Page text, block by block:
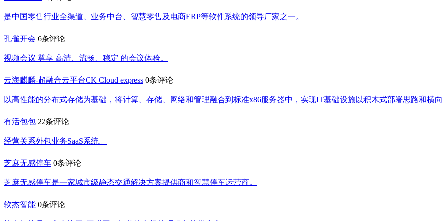
是中国零售行业全渠道、业务中台、智慧零售及电商ERP等软件系统的领导厂家之一。
孔雀开会 6条评论
视频会议 尊享 高清、流畅、稳定 的会议体验。
云海麒麟-超融合云平台CK Cloud express 0条评论
以高性能的分布式存储为基础，将计算、存储、网络和管理融合到标准x86服务器中，实现IT基础设施以积木式部署思路和横
有活包包 22条评论
经营关系外包业务SaaS系统。
芝麻无感停车 0条评论
芝麻无感停车是一家城市级静态交通解决方案提供商和智慧停车运营商。
软杰智能 0条评论